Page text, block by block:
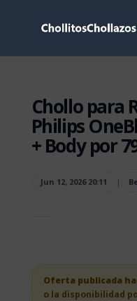
Chollo para
Philips
+ Body por
Jun 12, 2026 20:11 |
Oferta publicada
o la disponibilidad